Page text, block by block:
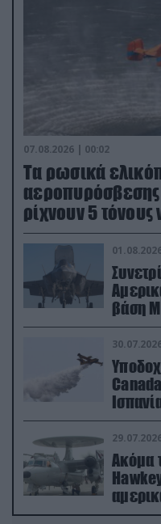
07.08.2026 | 00:02
Τα ρωσικά
ρίχνουν 5
βάση
Ακόμα